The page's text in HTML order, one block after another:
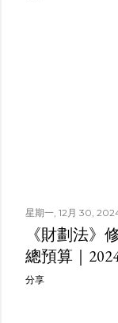
星期一, 12月 30,
《財劃法》
總預算｜
分享